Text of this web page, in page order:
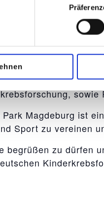
Bild online
Kunstwerke beginnt
für jedes Bild
und es gibt die
der Versteigerung
sowie
Magdeburg ist
Sport zu vereinen
begrüßen zu dürfen